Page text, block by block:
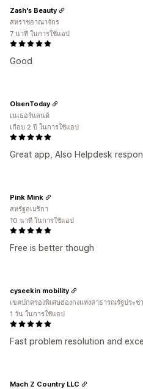
Good
Zash's Beauty
สหราชอาณาจักร
7 นาที ในการใช้แอป
Great app, Also Helpdesk
OlsenToday
เนเธอร์แลนด์
เกือบ 2 ปี ในการใช้แอป
Free is better though
Pink Mink
สหรัฐอเมริกา
10 นาที ในการใช้แอป
Fast problem resolution and
cyseekin mobility
เขตปกครองพิเศษฮ่องกงแห่งสาธารณรัฐประ
1 วัน ในการใช้แอป
Mach Z Country LLC